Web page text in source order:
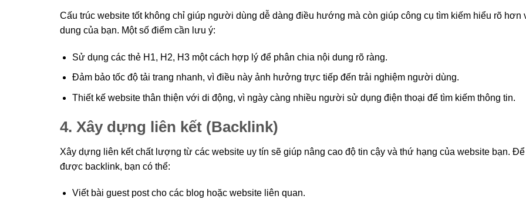
Cấu trúc website tốt không chỉ giúp người dùng dễ dàng điều hướng mà còn giúp công cụ tìm kiếm hiểu rõ hơn
dung của bạn. Một số điểm cần lưu ý:
Sử dụng các thẻ H1, H2, H3 một cách hợp lý để phân chia nội dung rõ ràng.
Đảm bảo tốc độ tải trang nhanh, vì điều này ảnh hưởng trực tiếp đến trải nghiệm người dùng.
Thiết kế website thân thiện với di động, vì ngày càng nhiều người sử dụng điện thoại để tìm kiếm thông tin.
4. Xây dựng liên kết (Backlink)
Xây dựng liên kết chất lượng từ các website uy tín sẽ giúp nâng cao độ tin cậy và thứ hạng của website bạn.
được backlink, bạn có thể:
Viết bài guest post cho các blog hoặc website liên quan.